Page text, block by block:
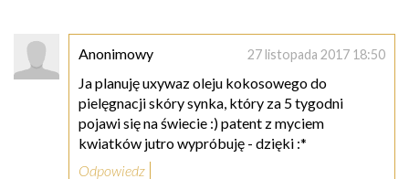
Anonimowy 27 listopada 2017 18:50
Ja planuję uxywaz oleju kokosowego do
pielęgnacji skóry synka, który za 5 tygodni
pojawi się na świecie :) patent z myciem
kwiatków jutro wypróbuję - dzięki :*
Odpowiedz